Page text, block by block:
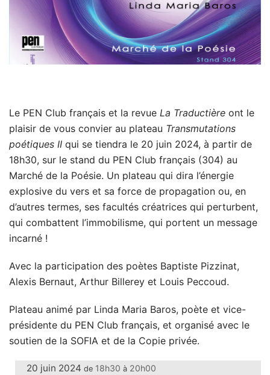
Le PEN Club français et la revue La Traductière ont le
plaisir de vous convier au plateau Transmutations
poétiques II qui se tiendra le 20 juin 2024, à partir de
18h30, sur le stand du PEN Club français (304) au
Marché de la Poésie. Un plateau qui dira l’énergie
explosive du vers et sa force de propagation ou, en
d’autres termes, ses facultés créatrices qui perturbent,
qui combattent l’immobilisme, qui portent un message
incarné !
Avec la participation des poètes Baptiste Pizzinat,
Alexis Bernaut, Arthur Billerey et Louis Peccoud.
Plateau animé par Linda Maria Baros, poète et vice-
présidente du PEN Club français, et organisé avec le
soutien de la SOFIA et de la Copie privée.
20 juin 2024 de 18h30 à 20h00